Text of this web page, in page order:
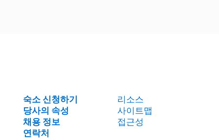
숙소 신청하기
당사의 속성
채용 정보
연락처
리소스
사이트맵
접근성